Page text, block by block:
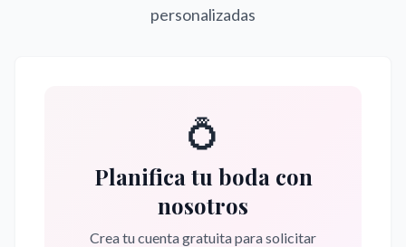
personalizadas
💍
Planifica tu boda con
nosotros
Crea tu cuenta gratuita para solicitar